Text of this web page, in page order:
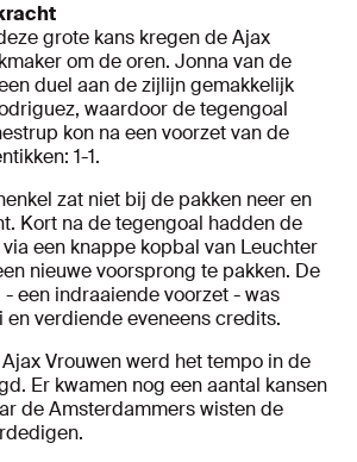
grote kans kregen de Ajax
om de oren. Jonna van de
duel aan de zijlijn gemakkelijk
waardoor de tegengoal
kon na een voorzet van de
1-1.
zat niet bij de pakken neer en
Kort na de tegengoal hadden de
een knappe kopbal van Leuchter
nieuwe voorsprong te pakken. De
- een indraaiende voorzet - was
en verdiende eveneens credits.
Vrouwen werd het tempo in de
Er kwamen nog een aantal kansen
de Amsterdammers wisten de